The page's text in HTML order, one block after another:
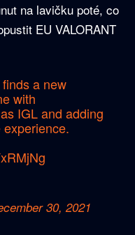
na lavičku poté, co
EU VALORANT
a new
with
IGL and adding
30, 2021